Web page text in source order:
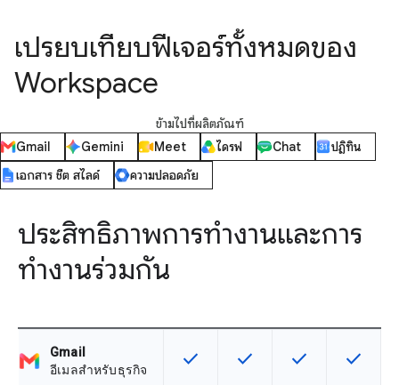
เปรียบเทียบฟีเจอร์ทั้งหมดของ
Workspace
ข้ามไปที่ผลิตภัณฑ์
Gmail
Gemini Meet ไดรฟ์ Chat
ปฏิทิน
เอกสาร ชีต สไลด์
ความปลอดภัย
ประสิทธิภาพการทำงานและการ
ทำงานร่วมกัน
Gmail
อีเมลสำหรับธุรกิจ
ฟีเจอร์นี้ใช้ได้กับ SKU
check ฟีเจอร์นี้ใช้ได้กับ SKU
check ฟีเจอร์นี้ใช้ได้กับ
check ฟีเจอร์นี้
check